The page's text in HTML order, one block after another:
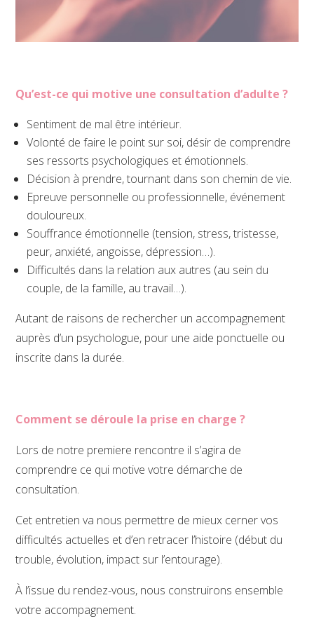
Qu’est-ce qui motive une consultation d’adulte ?
Sentiment de mal être intérieur.
Volonté de faire le point sur soi, désir de comprendre
ses ressorts psychologiques et émotionnels.
Décision à prendre, tournant dans son chemin de vie.
Epreuve personnelle ou professionnelle, événement
douloureux.
Souffrance émotionnelle (tension, stress, tristesse,
peur, anxiété, angoisse, dépression…).
Difficultés dans la relation aux autres (au sein du
couple, de la famille, au travail…).
Autant de raisons de rechercher un accompagnement
auprès d’un psychologue, pour une aide ponctuelle ou
inscrite dans la durée.
Comment se déroule la prise en charge ?
Lors de notre premiere rencontre il s’agira de
comprendre ce qui motive votre démarche de
consultation.
Cet entretien va nous permettre de mieux cerner vos
difficultés actuelles et d’en retracer l’histoire (début du
trouble, évolution, impact sur l’entourage).
À l’issue du rendez-vous, nous construirons ensemble
votre accompagnement.